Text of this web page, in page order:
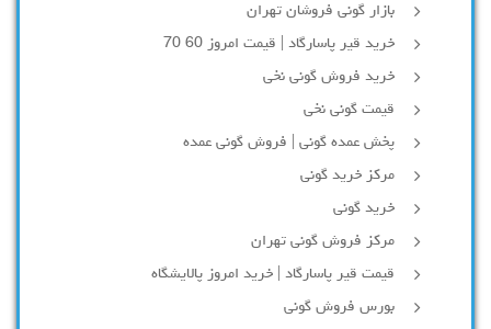
بازار گونی فروشان تهران
خرید قیر پاسارگاد | قیمت امروز 60 70
خرید فروش گونی نخی
قیمت گونی نخی
پخش عمده گونی | فروش گونی عمده
مرکز خرید گونی
خرید گونی
مرکز فروش گونی تهران
قیمت قیر پاسارگاد | خرید امروز پالایشگاه
بورس فروش گونی